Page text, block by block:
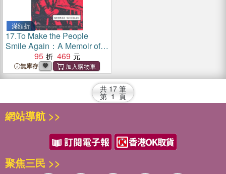
滿額折
17.To Make the People
Smile Again：A Memoir of
the Spanish Civil War
95 469
無庫存
共 17 筆
第 1 頁
網站導航 >>
聚焦三民 >>